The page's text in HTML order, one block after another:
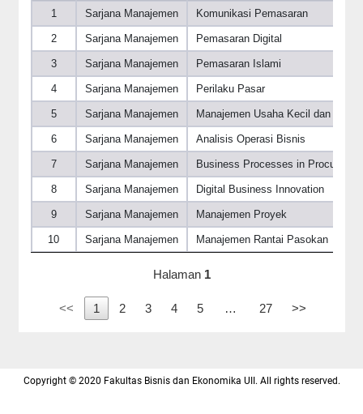
1 Sarjana Manajemen Komunikasi Pemasaran
2 Sarjana Manajemen Pemasaran Digital
3 Sarjana Manajemen Pemasaran Islami
4 Sarjana Manajemen Perilaku Pasar
5 Sarjana Manajemen Manajemen Usaha Kecil dan
6 Sarjana Manajemen Analisis Operasi Bisnis
7 Sarjana Manajemen Business Processes in
8 Sarjana Manajemen Digital Business Innovation
9 Sarjana Manajemen Manajemen Proyek
10 Sarjana Manajemen Manajemen Rantai Pasokan
Halaman 1
<< 1 2 3 4 5 … 27 >>
Copyright © 2020 Fakultas Bisnis dan Ekonomika UII. All rights reserved.